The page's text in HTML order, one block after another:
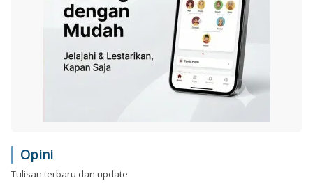
Opini
Tulisan terbaru dan update